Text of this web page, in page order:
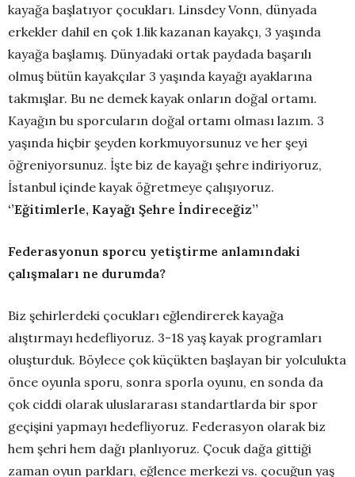
kayağa başlatıyor çocukları. Linsdey Vonn, dünyada
erkekler dahil en çok 1.lik kazanan kayakçı, 3 yaşında
kayağa başlamış. Dünyadaki ortak paydada başarılı
olmuş bütün kayakçılar 3 yaşında kayağı ayaklarına
takmışlar. Bu ne demek kayak onların doğal ortamı.
Kayağın bu sporcuların doğal ortamı olması lazım. 3
yaşında hiçbir şeyden korkmuyorsunuz ve her şeyi
öğreniyorsunuz. İşte biz de kayağı şehre indiriyoruz,
İstanbul içinde kayak öğretmeye çalışıyoruz.
‘’Eğitimlerle, Kayağı Şehre İndireceğiz’’
Federasyonun sporcu yetiştirme anlamındaki
çalışmaları ne durumda?
Biz şehirlerdeki çocukları eğlendirerek kayağa
alıştırmayı hedefliyoruz. 3-18 yaş kayak programları
oluşturduk. Böylece çok küçükten başlayan bir yolculukta
önce oyunla sporu, sonra sporla oyunu, en sonda da
çok ciddi olarak uluslararası standartlarda bir spor
geçişini yapmayı hedefliyoruz. Federasyon olarak biz
hem şehri hem dağı planlıyoruz. Çocuk dağa gittiği
zaman oyun parkları, eğlence merkezi vs. çocuğun yaş